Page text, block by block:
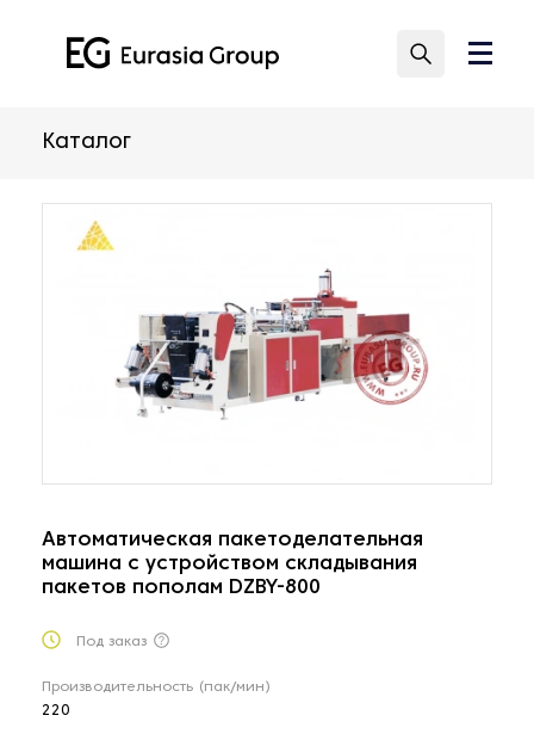
Каталог
Автоматическая пакетоделательная
машина с устройством складывания
пакетов пополам DZBY-800
Под заказ
Производительность (пак/мин)
220